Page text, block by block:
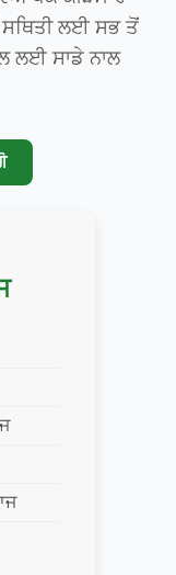
ਲਈ ਸਭ ਤੋਂ
ਲਈ ਸਾਡੇ ਨਾਲ